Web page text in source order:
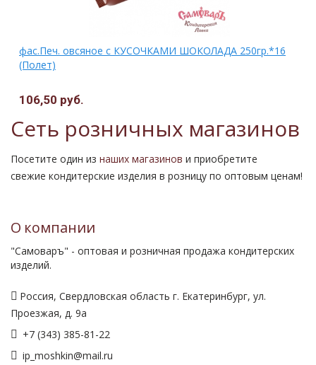
фас.Печ. овсяное с КУСОЧКАМИ ШОКОЛАДА 250гр.*16
(Полет)
106,50 руб.
Сеть розничных магазинов
Посетите один из наших магазинов и приобретите
свежие кондитерские изделия в розницу по оптовым ценам!
О компании
"Самоваръ" - оптовая и розничная продажа кондитерских
изделий.
Россия, Свердловская область г. Екатеринбург, ул.
Проезжая, д. 9а
+7 (343) 385-81-22
ip_moshkin@mail.ru